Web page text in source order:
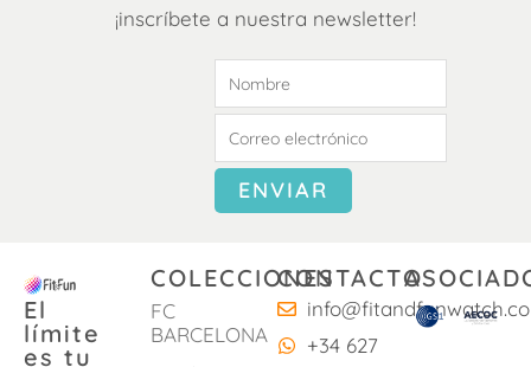
¡inscríbete a nuestra newsletter!
El
límite
es tu
COLECCIONES
FC
BARCELONA
CONTACTO
+34 627